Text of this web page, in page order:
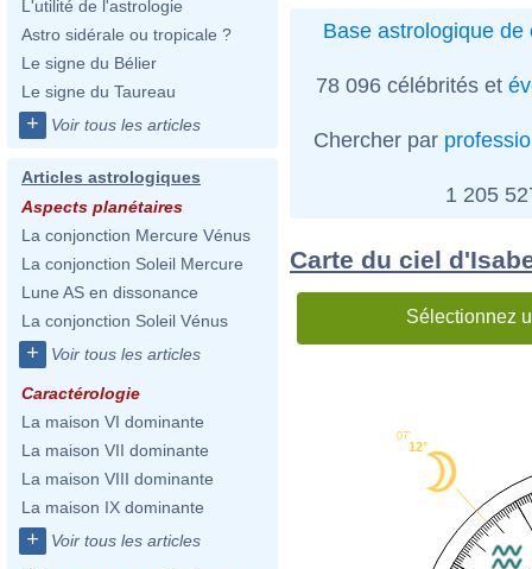
L'utilité de l'astrologie
Astro sidérale ou tropicale ?
Le signe du Bélier
Le signe du Taureau
+ Voir tous les articles
Articles astrologiques
Aspects planétaires
La conjonction Mercure Vénus
La conjonction Soleil Mercure
Lune AS en dissonance
La conjonction Soleil Vénus
+ Voir tous les articles
Caractérologie
La maison VI dominante
La maison VII dominante
La maison VIII dominante
La maison IX dominante
+ Voir tous les articles
Base astrologique de
78 096 célébrités et
Chercher par
1 205
Carte du ciel
Sélectionnez
12°
07'